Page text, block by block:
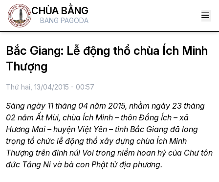
CHÙA BẰNG
BANG PAGODA
Bắc Giang: Lễ động thổ chùa Ích Minh
Thượng
Thứ hai, 13/04/2015 - 00:57
Sáng ngày 11 tháng 04 năm 2015, nhằm ngày 23 tháng
02 năm Ất Mùi, chùa Ích Minh – thôn Đồng Ích – xã
Hương Mai – huyện Việt Yên – tỉnh Bắc Giang đã long
trọng tổ chức lễ động thổ xây dựng chùa Ích Minh
Thượng trên đỉnh núi Voi trong niềm hoan hỷ của Chư tôn
đức Tăng Ni và bà con Phật tử địa phương.